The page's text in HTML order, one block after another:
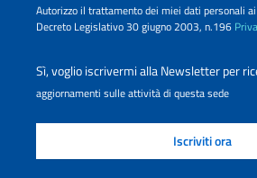
Autorizzo il trattamento dei miei dati personali ai
Decreto Legislativo 30 giugno 2003, n.196
Sì, voglio iscrivermi alla Newsletter per
aggiornamenti sulle attività di questa sede